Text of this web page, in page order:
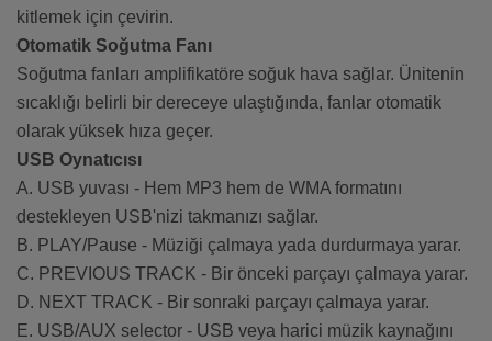
kitlemek için çevirin.
Otomatik Soğutma Fanı
Soğutma fanları amplifikatöre soğuk hava sağlar. Ünitenin
sıcaklığı belirli bir dereceye ulaştığında, fanlar otomatik
olarak yüksek hıza geçer.
USB Oynatıcısı
A. USB yuvası - Hem MP3 hem de WMA formatını
destekleyen USB'nizi takmanızı sağlar.
B. PLAY/Pause - Müziği çalmaya yada durdurmaya yarar.
C. PREVIOUS TRACK - Bir önceki parçayı çalmaya yarar.
D. NEXT TRACK - Bir sonraki parçayı çalmaya yarar.
E. USB/AUX selector - USB veya harici müzik kaynağını